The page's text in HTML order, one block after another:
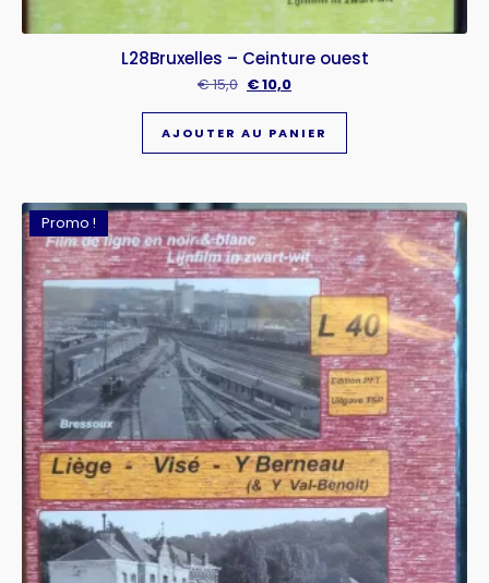
L28Bruxelles – Ceinture ouest
€15,0 €10,0
AJOUTER AU PANIER
Promo !